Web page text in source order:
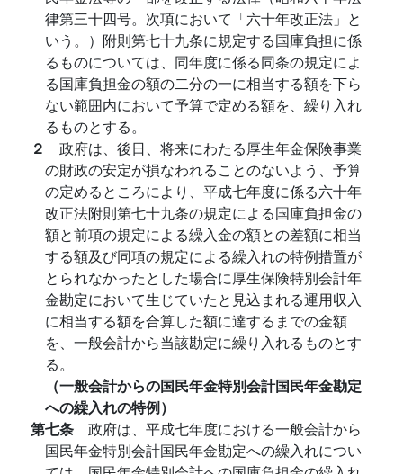
律第三十四号。次項において「六十年改正法」と
いう。）附則第七十九条に規定する国庫負担に係
るものについては、同年度に係る同条の規定によ
る国庫負担金の額の二分の一に相当する額を下ら
ない範囲内において予算で定める額を、繰り入れ
るものとする。
２ 政府は、後日、将来にわたる厚生年金保険事業
の財政の安定が損なわれることのないよう、予算
の定めるところにより、平成七年度に係る六十年
改正法附則第七十九条の規定による国庫負担金の
額と前項の規定による繰入金の額との差額に相当
する額及び同項の規定による繰入れの特例措置が
とられなかったとした場合に厚生保険特別会計年
金勘定において生じていたと見込まれる運用収入
に相当する額を合算した額に達するまでの金額
を、一般会計から当該勘定に繰り入れるものとす
る。
（一般会計からの国民年金特別会計国民年金勘定
への繰入れの特例）
第七条 政府は、平成七年度における一般会計から
国民年金特別会計国民年金勘定への繰入れについ